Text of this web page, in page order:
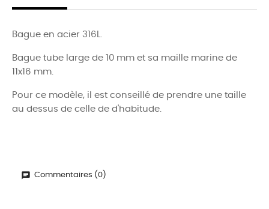
Bague en acier 316L.
Bague tube large de 10 mm et sa maille marine de
11x16 mm.
Pour ce modèle, il est conseillé de prendre une taille
au dessus de celle de d'habitude.
Commentaires (0)